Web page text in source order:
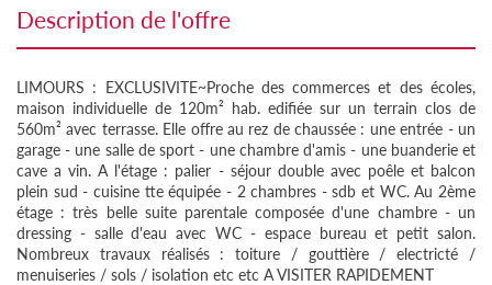
description de l'offre
LIMOURS : EXCLUSIVITE~Proche des commerces et des écoles,
maison individuelle de 120m² hab. edifiée sur un terrain clos de
560m² avec terrasse. Elle offre au rez de chaussée : une entrée - un
garage - une salle de sport - une chambre d'amis - une buanderie et
cave a vin. A l'étage : palier - séjour double avec poêle et balcon
plein sud - cuisine tte équipée - 2 chambres - sdb et WC. Au 2ème
étage : très belle suite parentale composée d'une chambre - un
dressing - salle d'eau avec WC - espace bureau et petit salon.
Nombreux travaux réalisés : toiture / gouttière / electricté /
menuiseries / sols / isolation etc etc A VISITER RAPIDEMENT